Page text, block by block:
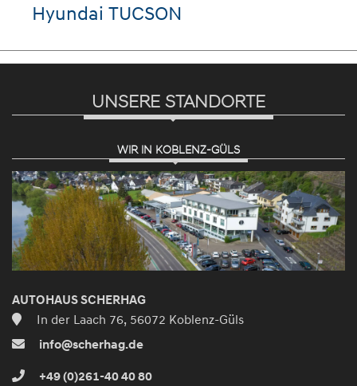
Hyundai TUCSON
UNSERE STANDORTE
WIR IN KOBLENZ-GÜLS
AUTOHAUS SCHERHAG
In der Laach 76, 56072 Koblenz-Güls
info@scherhag.de
+49 (0)261-40 40 80